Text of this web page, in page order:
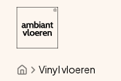
Vinyl vloeren